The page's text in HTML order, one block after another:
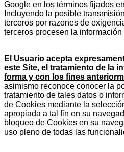
Google en los términos fijados
Incluyendo la posible
terceros por razones de
terceros procesen la
El Usuario acepta
este Site, el tratamiento de la
forma y con los fines
asimismo reconoce conocer la
tratamiento de tales datos o
de Cookies mediante la
apropiada a tal fin en su
bloqueo de Cookies en su
uso pleno de todas las